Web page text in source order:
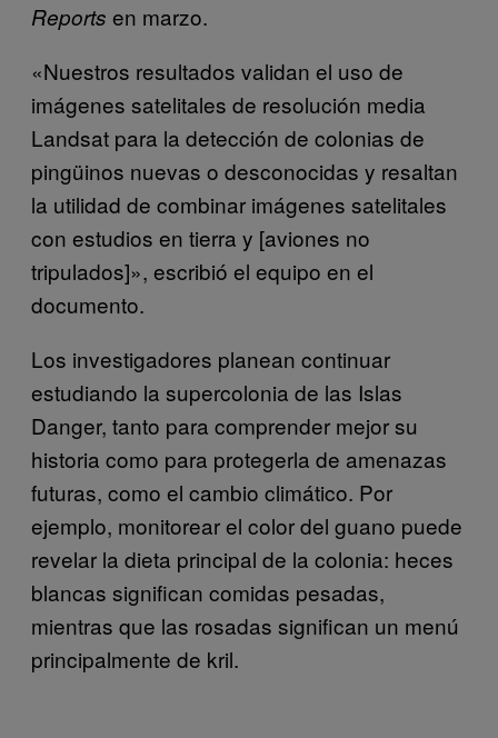
Reports en marzo.
«Nuestros resultados validan el uso de
imágenes satelitales de resolución media
Landsat para la detección de colonias de
pingüinos nuevas o desconocidas y resaltan
la utilidad de combinar imágenes satelitales
con estudios en tierra y [aviones no
tripulados]», escribió el equipo en el
documento.
Los investigadores planean continuar
estudiando la supercolonia de las Islas
Danger, tanto para comprender mejor su
historia como para protegerla de amenazas
futuras, como el cambio climático. Por
ejemplo, monitorear el color del guano puede
revelar la dieta principal de la colonia: heces
blancas significan comidas pesadas,
mientras que las rosadas significan un menú
principalmente de kril.